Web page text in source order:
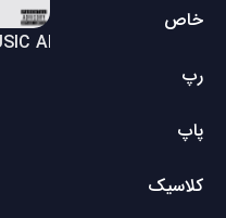
خاص
رپ
پاپ
کلاسیک
Album
Album